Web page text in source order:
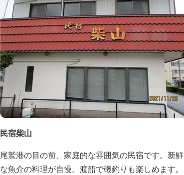
くり過ごすことができます。
民宿柴山
尾鷲港の目の前、家庭的な雰囲気の民宿です。新鮮
な魚介の料理が自慢。渡船で磯釣りも楽しめます。